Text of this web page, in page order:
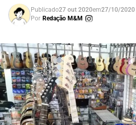
Publicado27 out 2020em27/10/2020
Por Redação M&M